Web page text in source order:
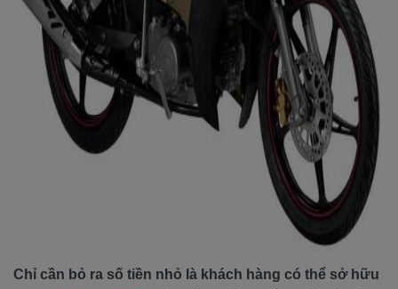
Chỉ cần bỏ ra số tiền nhỏ là khách hàng có thể sở hữu